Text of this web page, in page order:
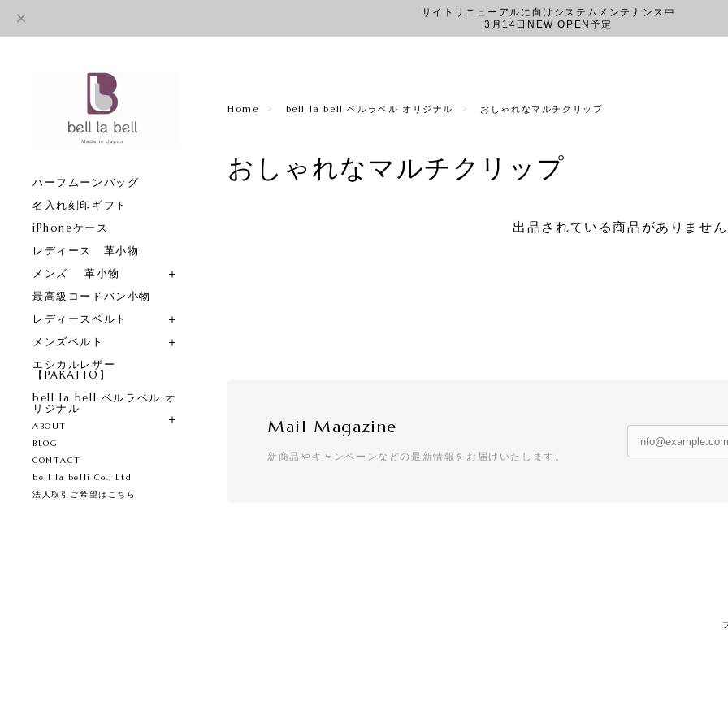
サイトリニューアルに向けシステムメンテナンス中
3月14日NEW OPEN予定
ハーフムーンバッグ
名入れ刻印ギフト
iPhoneケース
レディース 革小物
メンズ 革小物
最高級コードバン小物
レディースベルト
メンズベルト
エシカルレザー
【PAKATTO】
bell la bell ベルラベル オ
リジナル
ABOUT
BLOG
CONTACT
bell la belli Co., Ltd
法人取引ご希望はこちら
Home bell la bell ベルラベル オリジナル おしゃれなマルチクリップ
おしゃれなマルチクリップ
出品されている商品がありませ
Mail Magazine
新商品やキャンペーンなどの最新情報をお届けいたします。